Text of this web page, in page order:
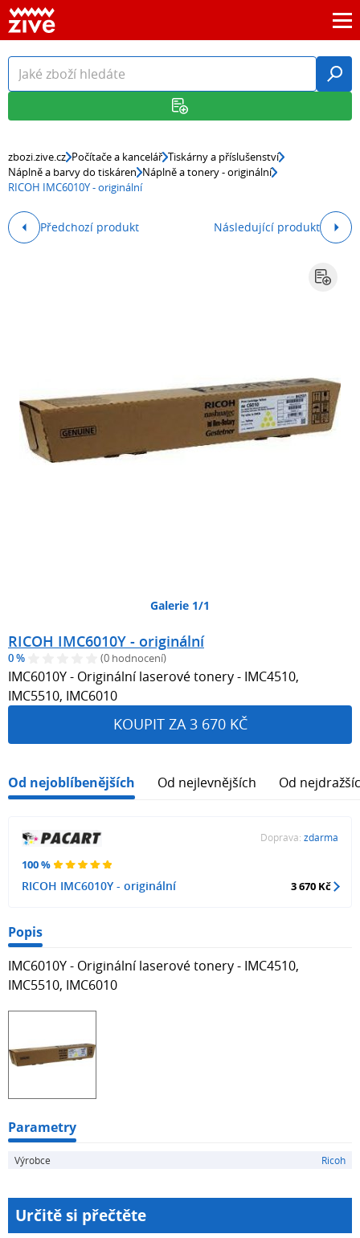
zbozi.zive.cz Počítače a kancelář Tiskárny a příslušenství
Náplně a barvy do tiskáren Náplně a tonery - originální
RICOH IMC6010Y - originální
Předchozí produkt Následující produkt
Galerie 1/1
RICOH IMC6010Y - originální
0 % (0 hodnocení)
IMC6010Y - Originální laserové tonery - IMC4510,
IMC5510, IMC6010
KOUPIT ZA 3 670 KČ
Od nejoblíbenějších Od nejlevnějších Od
100 %
RICOH IMC6010Y - originální
Doprava: zdarma
3 670 Kč
Popis
IMC6010Y - Originální laserové tonery - IMC4510,
IMC5510, IMC6010
Parametry
Výrobce Ricoh
Určitě si přečtěte